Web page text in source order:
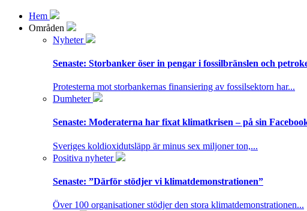
Hem
Områden
Nyheter
Senaste: Storbanker öser in pengar i fossilbränslen och
Protesterna mot storbankernas finansiering av fossilsektorn har...
Dumheter
Senaste: Moderaterna har fixat klimatkrisen – på sin
Sveriges koldioxidutsläpp är minus sex miljoner ton,...
Positiva nyheter
Senaste: ”Därför stödjer vi klimatdemonstrationen”
Över 100 organisationer stödjer den stora klimatdemonstrationen...